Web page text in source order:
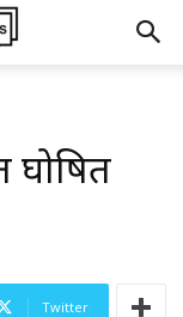
घोषित
Twitter